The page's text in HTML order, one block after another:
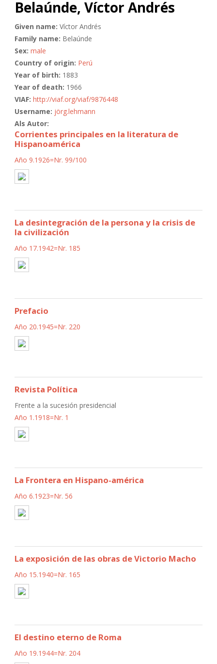
Belaúnde, Víctor Andrés
Given name: Víctor Andrés
Family name: Belaúnde
Sex: male
Country of origin: Perú
Year of birth: 1883
Year of death: 1966
VIAF: http://viaf.org/viaf/9876448
Username: jörg.lehmann
Als Autor:
Corrientes principales en la literatura de
Hispanoamérica
Año 9.1926=Nr. 99/100
La desintegración de la persona y la crisis de
la civilización
Año 17.1942=Nr. 185
Prefacio
Año 20.1945=Nr. 220
Revista Política
Frente a la sucesión presidencial
Año 1.1918=Nr. 1
La Frontera en Hispano-américa
Año 6.1923=Nr. 56
La exposición de las obras de Victorio Macho
Año 15.1940=Nr. 165
El destino eterno de Roma
Año 19.1944=Nr. 204